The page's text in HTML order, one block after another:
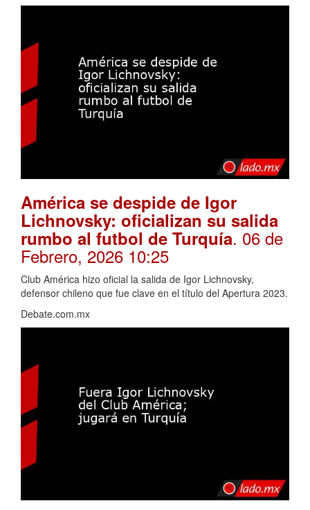
América se despide de Igor
Lichnovsky: oficializan su salida
rumbo al futbol de Turquía. 06 de
Febrero, 2026 10:25
Club América hizo oficial la salida de Igor Lichnovsky,
defensor chileno que fue clave en el título del Apertura 2023.
Debate.com.mx